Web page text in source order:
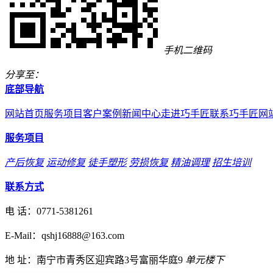
手机二维码
分享至：
底部导航
网站首页服务项目客户案例 新闻中心走进巧手匠联系巧手匠 网
服务项目
产后恢复 运动修复 徒手塑形 劳损恢复 精油调理 招生培训
联系方式
电 话： 0771-5381261
E-Mail：qshj16888@163.com
地 址：南宁市青秀区迎宾路3号富丽华庭9 单元楼下